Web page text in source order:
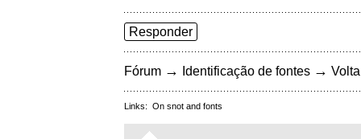
Responder
Fórum → Identificação de fontes →
Links: On snot and fonts